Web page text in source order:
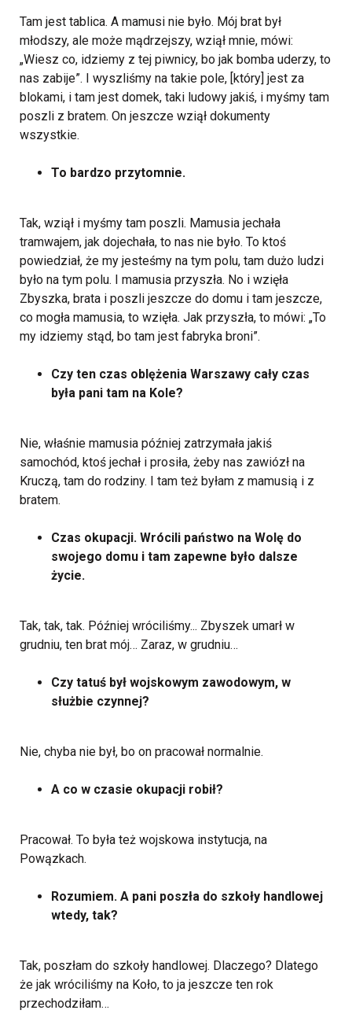
Tam jest tablica. A mamusi nie było. Mój brat był
młodszy, ale może mądrzejszy, wziął mnie, mówi:
„Wiesz co, idziemy z tej piwnicy, bo jak bomba uderzy, to
nas zabije”. I wyszliśmy na takie pole, [który] jest za
blokami, i tam jest domek, taki ludowy jakiś, i myśmy tam
poszli z bratem. On jeszcze wziął dokumenty
wszystkie.
To bardzo przytomnie.
Tak, wziął i myśmy tam poszli. Mamusia jechała
tramwajem, jak dojechała, to nas nie było. To ktoś
powiedział, że my jesteśmy na tym polu, tam dużo ludzi
było na tym polu. I mamusia przyszła. No i wzięła
Zbyszka, brata i poszli jeszcze do domu i tam jeszcze,
co mogła mamusia, to wzięła. Jak przyszła, to mówi: „To
my idziemy stąd, bo tam jest fabryka broni”.
Czy ten czas oblężenia Warszawy cały czas
była pani tam na Kole?
Nie, właśnie mamusia później zatrzymała jakiś
samochód, ktoś jechał i prosiła, żeby nas zawiózł na
Kruczą, tam do rodziny. I tam też byłam z mamusią i z
bratem.
Czas okupacji. Wrócili państwo na Wolę do
swojego domu i tam zapewne było dalsze
życie.
Tak, tak, tak. Później wróciliśmy... Zbyszek umarł w
grudniu, ten brat mój… Zaraz, w grudniu…
Czy tatuś był wojskowym zawodowym, w
służbie czynnej?
Nie, chyba nie był, bo on pracował normalnie.
A co w czasie okupacji robił?
Pracował. To była też wojskowa instytucja, na
Powązkach.
Rozumiem. A pani poszła do szkoły handlowej
wtedy, tak?
Tak, poszłam do szkoły handlowej. Dlaczego? Dlatego
że jak wróciliśmy na Koło, to ja jeszcze ten rok
przechodziłam…